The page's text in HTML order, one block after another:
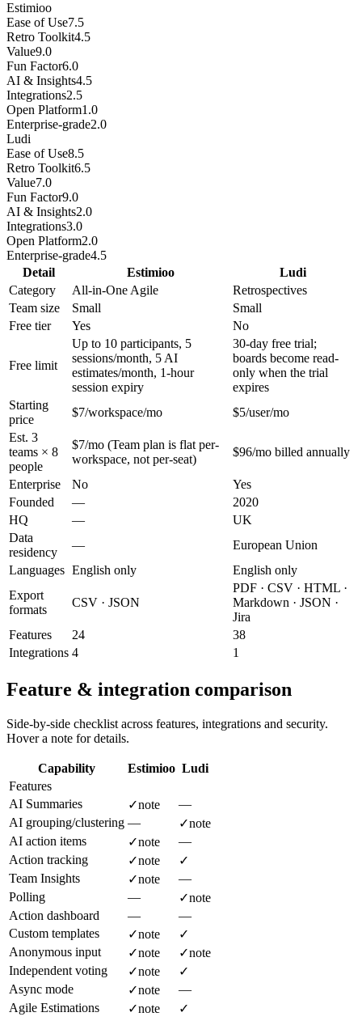
Estimioo
Ease of Use7.5
Retro Toolkit4.5
Value9.0
Fun Factor6.0
AI & Insights4.5
Integrations2.5
Open Platform1.0
Enterprise-grade2.0
Ludi
Ease of Use8.5
Retro Toolkit6.5
Value7.0
Fun Factor9.0
AI & Insights2.0
Integrations3.0
Open Platform2.0
Enterprise-grade4.5
Detail
Estimioo
Ludi
Category
All-in-One Agile
Retrospectives
Team size
Small
Small
Free tier
Yes No
Free limit
Up to 10 participants, 5
sessions/month, 5 AI
estimates/month, 1-hour
session expiry
30-day free trial;
boards become read-
only when the trial
expires
Starting
price
$7/workspace/mo
$5/user/mo
Est. 3
teams × 8
people
$7/mo (Team plan is flat per-
workspace, not per-seat)
$96/mo billed annually
Enterprise No
Yes
Founded
—
2020
HQ
—
UK
Data
residency
—
European Union
Languages English only
English only
Export
formats
CSV · JSON
PDF · CSV · HTML ·
Markdown · JSON ·
Jira
Features
24
38
Integrations 4 1
Feature & integration comparison
Side-by-side checklist across features, integrations and security.
Hover a note for details.
Capability Estimioo Ludi
Features
AI Summaries
✓note
—
AI grouping/clustering — ✓note
AI action items
✓note
—
Action tracking
✓note
✓
Team Insights
✓note
—
Polling
— ✓note
Action dashboard
—
—
Custom templates
✓note
✓
Anonymous input
✓note ✓note
Independent voting
✓note
✓
Async mode
✓note
—
Agile Estimations
✓note
✓